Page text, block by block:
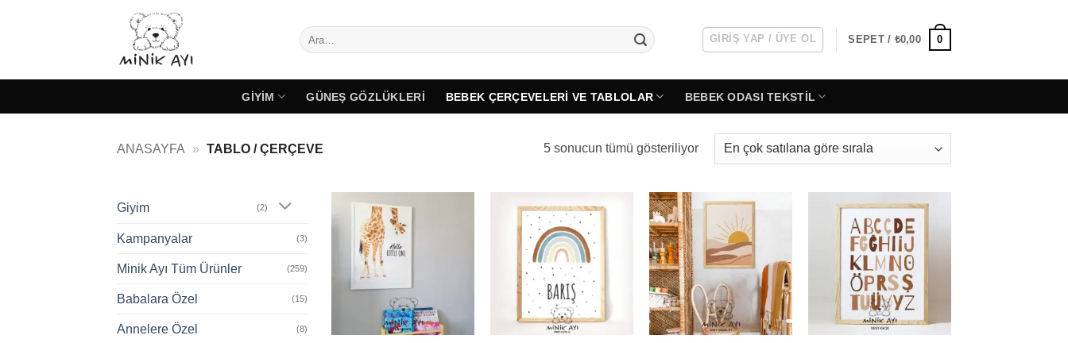
Ara: GIRIŞ YAP / ÜYE OL SEPET / ₺0,00 0
GIYIM GÜNEŞ GÖZLÜKLERI BEBEK ÇERÇEVELERI VE TABLOLAR BEBEK ODASI TEKSTIL
ANASAYFA » TABLO / ÇERÇEVE 5 sonucun tümü gösteriliyorPopülerliğe
göre
Giyim
(2)
Kampanyalar (3)
Minik Ayı Tüm Ürünler (259)
Babalara Özel (15)
Annelere Özel (8)